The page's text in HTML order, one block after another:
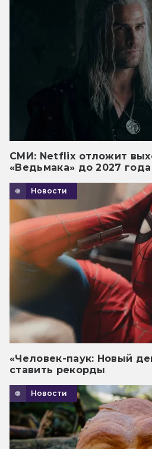
СМИ: Netflix отложит
«Ведьмака» до 2027 года
Новости
«Человек-паук: Новый
ставить рекорды
Новости